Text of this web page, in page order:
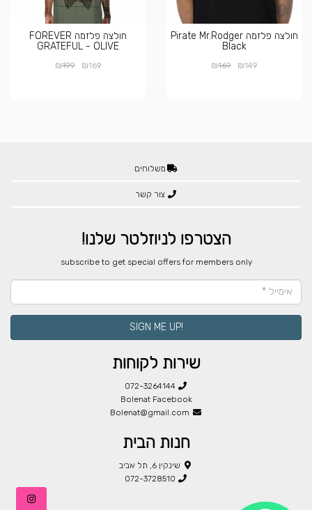
חולצה פלזמה Pirate Mr.Rodger
Black
₪149
₪169
חולצה פלזמה FOREVER
GRATEFUL - OLIVE
₪169
₪199
משלוחים
צור קשר
הצטרפו לניוזלטר שלנו!
​subscribe to get special offers for members only
!SIGN ME UP
שירות לקוחות
072-3264144
Bolenat Facebook
Bolenat@gmail.com
חנות הבית
שינקין 6, תל אביב
072-3728510